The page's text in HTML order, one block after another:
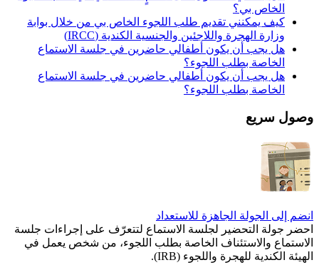
الخاص بي؟
كيف يمكنني تقديم طلب اللجوء الخاص بي من خلال بوابة
وزارة الهجرة واللاجئين والجنسية الكندية (IRCC)
هل يجب أن يكون أطفالي حاضرين في جلسة الاستماع
الخاصة بطلب اللجوء؟
هل يجب أن يكون أطفالي حاضرين في جلسة الاستماع
الخاصة بطلب اللجوء؟
وصول سريع
انضم إلى الجولة الجاهزة للاستعداد
احضر جولة التحضير لجلسة الاستماع لتتعرّف على إجراءات جلسة
الاستماع والاستئناف الخاصة بطلب اللجوء، من شخص يعمل في
الهيئة الكندية للهجرة واللجوء (IRB).